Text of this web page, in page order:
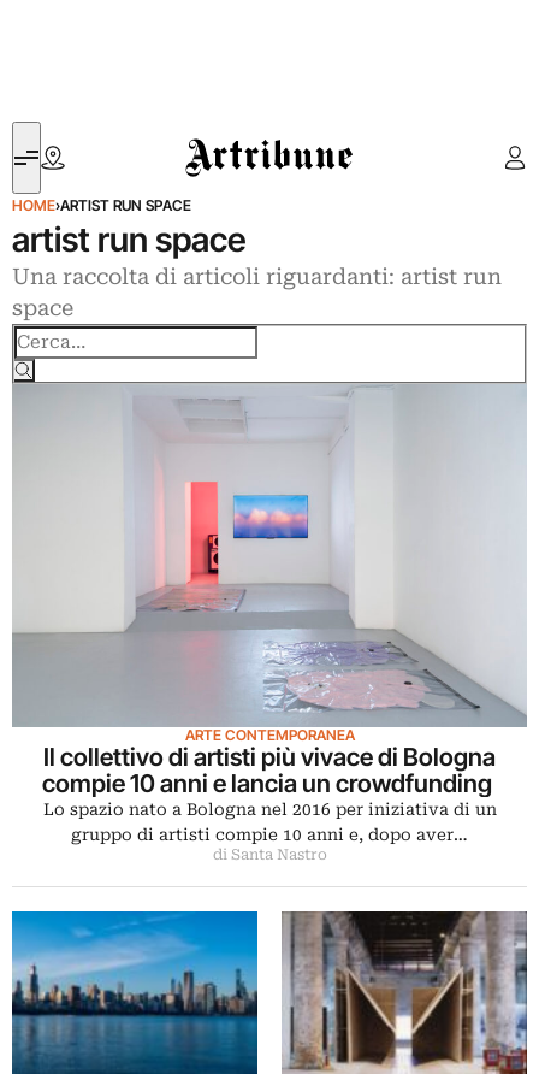
Artribune
HOME›ARTIST RUN SPACE
artist run space
Una raccolta di articoli riguardanti: artist run
space
ARTE CONTEMPORANEA
Il collettivo di artisti più vivace di Bologna
compie 10 anni e lancia un crowdfunding
Lo spazio nato a Bologna nel 2016 per iniziativa di un
gruppo di artisti compie 10 anni e, dopo aver…
di Santa Nastro